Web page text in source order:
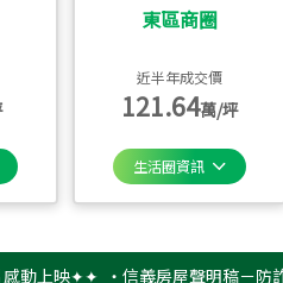
東區商圈
近半年成交價
121.64萬/坪
生活圈資訊
映✦✦ ‧信義房屋聲明稿－防詐騙提醒